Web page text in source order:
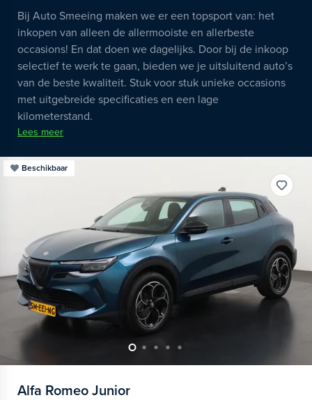
Bij Auto Smeeing maken we er een topsport van: het
inkopen van alleen de allermooiste en allerbeste
occasions! En dat doen we dagelijks. Door bij de inkoop
selectief te werk te gaan, bieden we je uitsluitend auto’s
van de beste kwaliteit. Stuk voor stuk unieke occasions
met uitgebreide specificaties en een lage
kilometerstand.
Lees meer
Beschikbaar
Alfa Romeo Junior